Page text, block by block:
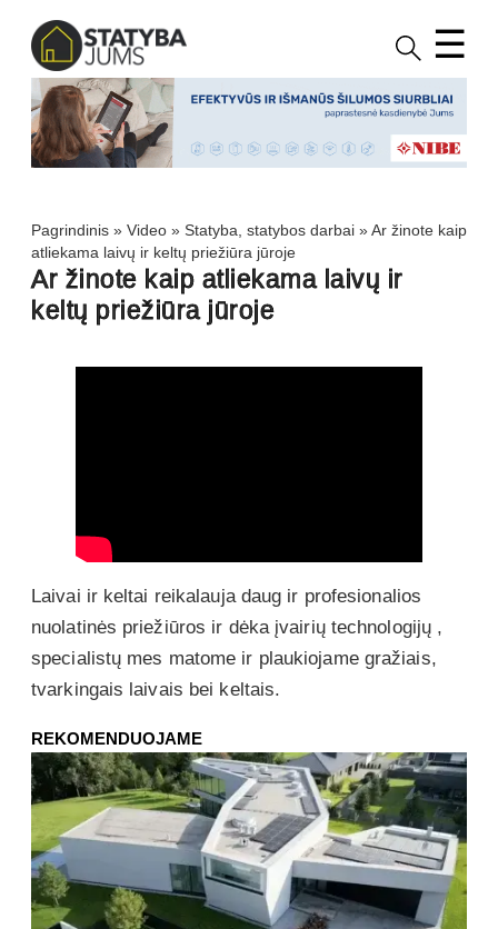
☰
Pagrindinis » Video » Statyba, statybos darbai »Ar žinote kaip
atliekama laivų ir keltų priežiūra jūroje
Ar žinote kaip atliekama laivų ir
keltų priežiūra jūroje
Laivai ir keltai reikalauja daug ir profesionalios
nuolatinės priežiūros ir dėka įvairių technologijų ,
specialistų mes matome ir plaukiojame gražiais,
tvarkingais laivais bei keltais.
REKOMENDUOJAME